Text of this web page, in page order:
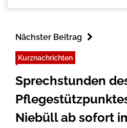
Nächster Beitrag
Kurznachrichten
Sprechstunden
Niebüll ab sofort